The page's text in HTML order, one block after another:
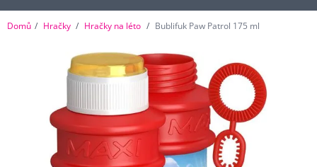
Domů Hračky Hračky na léto Bublifuk Paw Patrol 175 ml